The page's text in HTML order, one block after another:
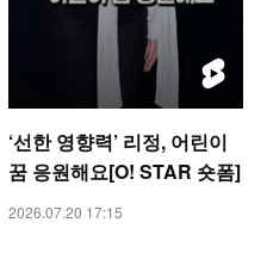
‘선한 영향력’ 리정, 어린이
꿈 응원해요[O! STAR 숏폼]
2026.07.20 17:15